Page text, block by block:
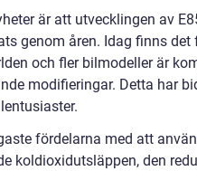
är att utvecklingen av
genom åren. Idag finns
och fler bilmodeller är
modifieringar. Detta har
fördelarna med att
koldioxidutsläppen, den